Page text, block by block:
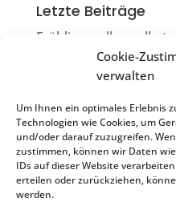
Cookie-
verwalten
Um Ihnen ein optimales Erlebnis
Technologien wie Cookies, um
und/oder darauf zuzugreifen.
zustimmen, können wir Daten
IDs auf dieser Website
erteilen oder zurückziehen,
werden.
Letzte Beiträge
Frühlingsrollen selbst
Die Ruiter
Sonntagscafé
Impulsvortrag